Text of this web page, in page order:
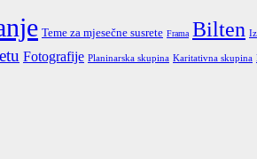
Teme za mjesečne susrete Frama Bilten
Fotografije Planinarska skupina Karitativna skupina